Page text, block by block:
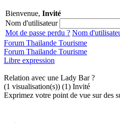
Bienvenue, Invité
Nom d'utilisateur
Mot de passe perdu ? Nom
Forum Thailande Tourisme
Forum Thailande Tourisme
Libre expression
Relation avec une Lady Bar ?
(1 visualisation(s)) (1) Invité
Exprimez votre point de vue sur des